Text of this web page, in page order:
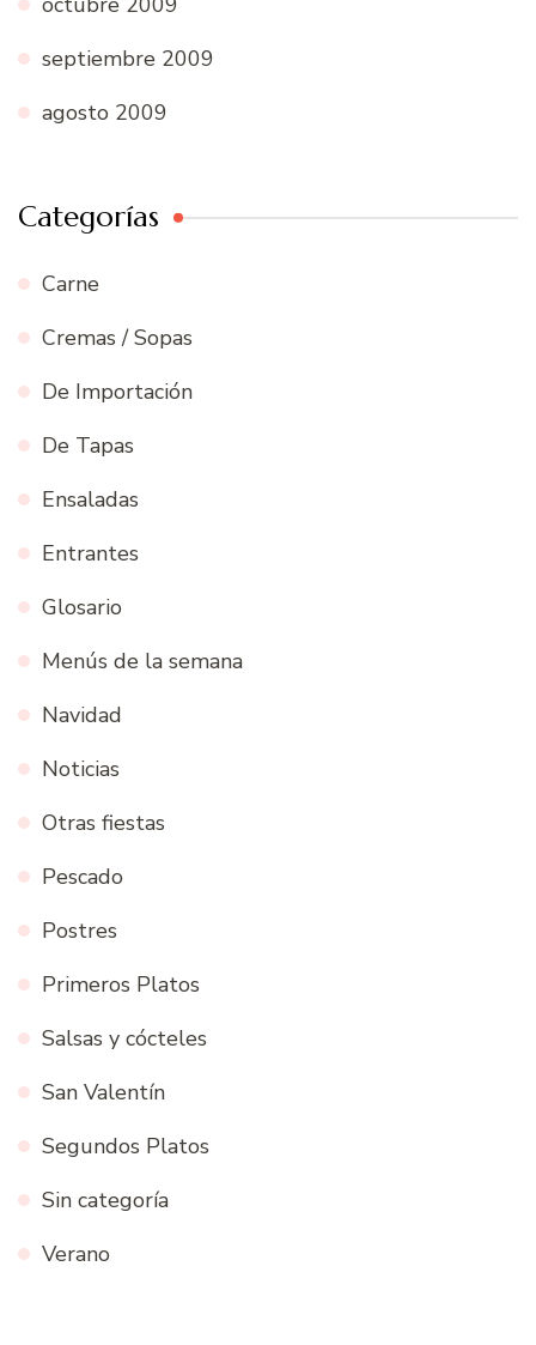
septiembre 2009
agosto 2009
Categorías
Carne
Cremas / Sopas
De Importación
De Tapas
Ensaladas
Entrantes
Glosario
Menús de la semana
Navidad
Noticias
Otras fiestas
Pescado
Postres
Primeros Platos
Salsas y cócteles
San Valentín
Segundos Platos
Sin categoría
Verano